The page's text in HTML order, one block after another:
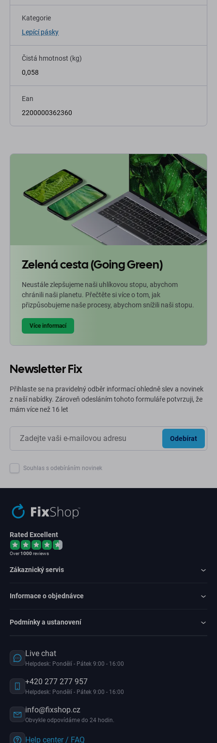
Kategorie
Lepící pásky
Čistá hmotnost (kg)
0,058
Ean
2200000362360
Zelená cesta (Going Green)
Neustále zlepšujeme naši uhlíkovou stopu, abychom
chránili naši planetu. Přečtěte si více o tom, jak
přizpůsobujeme naše procesy, abychom snížili naši stopu.
Více informací
Newsletter Fix
Přihlaste se na pravidelný odběr informací ohledně slev a novinek
z naší nabídky. Zároveň odesláním tohoto formuláře potvrzuji, že
mám více než 16 let
Odebírat
Souhlas s odebíráním novinek
Rated Excellent
Over1000reviews
Zákaznický servis
Informace o objednávce
Podmínky a ustanovení
Live chat
Helpdesk: Pondělí - Pátek 9:00 - 16:00
+420 277 277 957
Helpdesk: Pondělí - Pátek 9:00 - 16:00
info@fixshop.cz
Obvykle odpovídáme do 24 hodin.
Help center / FAQ